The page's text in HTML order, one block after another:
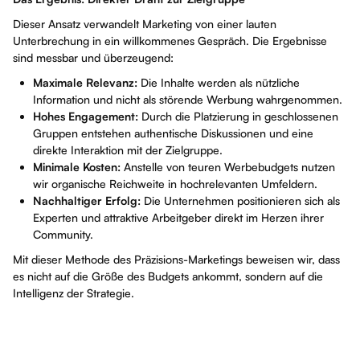
Dieser Ansatz verwandelt Marketing von einer lauten
Unterbrechung in ein willkommenes Gespräch. Die Ergebnisse
sind messbar und überzeugend:
Maximale Relevanz: Die Inhalte werden als nützliche
Information und nicht als störende Werbung wahrgenommen.
Hohes Engagement: Durch die Platzierung in geschlossenen
Gruppen entstehen authentische Diskussionen und eine
direkte Interaktion mit der Zielgruppe.
Minimale Kosten: Anstelle von teuren Werbebudgets nutzen
wir organische Reichweite in hochrelevanten Umfeldern.
Nachhaltiger Erfolg: Die Unternehmen positionieren sich als
Experten und attraktive Arbeitgeber direkt im Herzen ihrer
Community.
Mit dieser Methode des Präzisions-Marketings beweisen wir, dass
es nicht auf die Größe des Budgets ankommt, sondern auf die
Intelligenz der Strategie.